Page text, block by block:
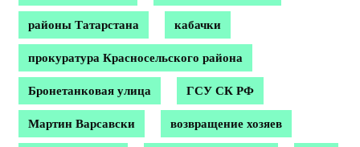
районы Татарстана кабачки
прокуратура Красносельского района
Бронетанковая улица ГСУ СК РФ
Мартин Варсавски возвращение хозяев